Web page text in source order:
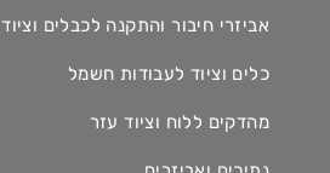
אביזרי חיבור והתקנה לכבלים וציוד
כלים וציוד לעבודות חשמל
מהדקים ללוח וציוד עזר